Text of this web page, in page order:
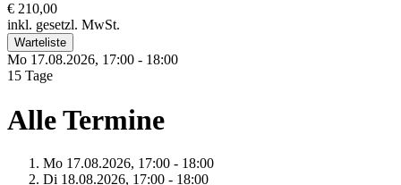
€ 210,00
inkl. gesetzl. MwSt.
Warteliste
Mo 17.08.2026, 17:00 - 18:00
15 Tage
Alle Termine
Mo 17.08.2026, 17:00 - 18:00
Di 18.08.2026, 17:00 - 18:00